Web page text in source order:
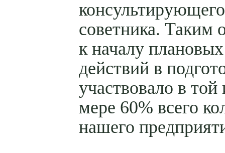
советника. Таким
к началу
действий в
участвовало в
мере 60% всего
нашего